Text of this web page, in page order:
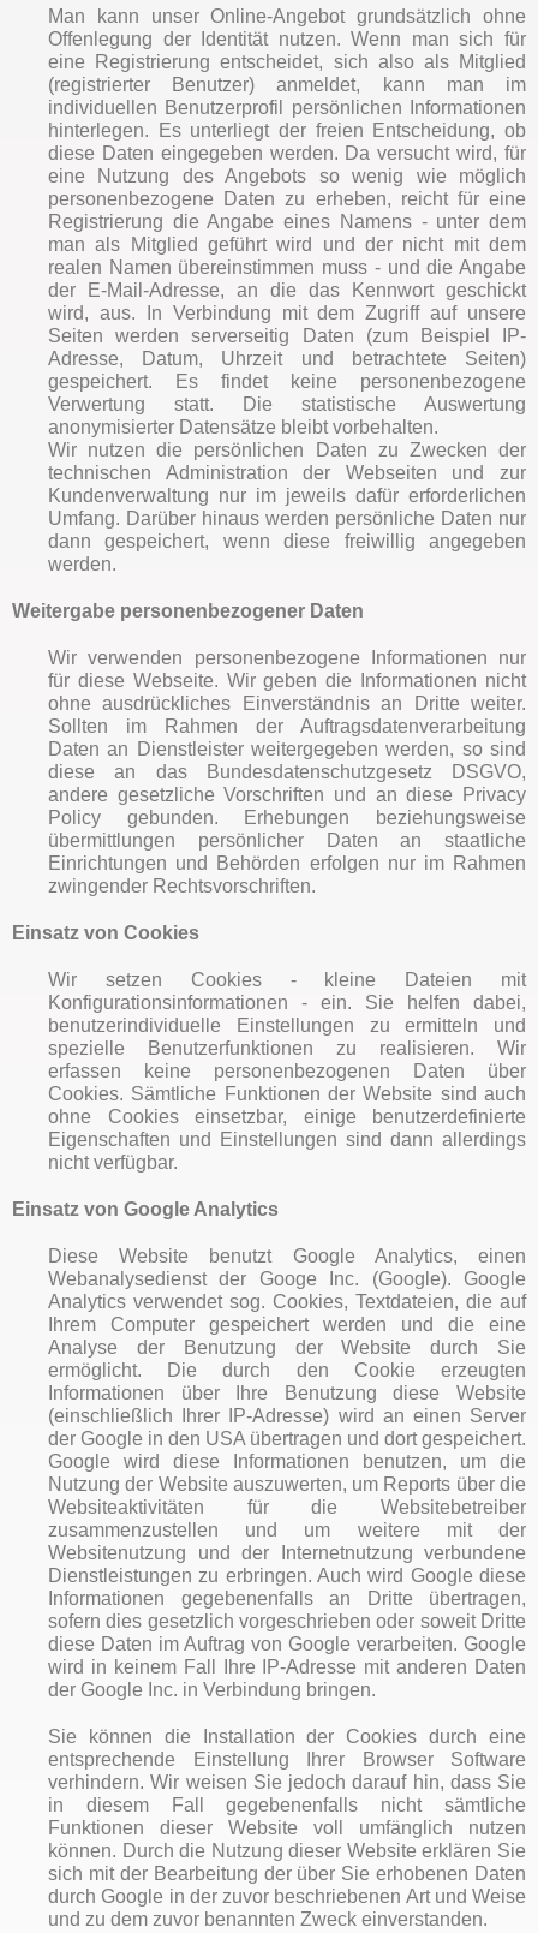
Man kann unser Online-Angebot grundsätzlich ohne
Offenlegung der Identität nutzen. Wenn man sich für
eine Registrierung entscheidet, sich also als Mitglied
(registrierter Benutzer) anmeldet, kann man im
individuellen Benutzerprofil persönlichen Informationen
hinterlegen. Es unterliegt der freien Entscheidung, ob
diese Daten eingegeben werden. Da versucht wird, für
eine Nutzung des Angebots so wenig wie möglich
personenbezogene Daten zu erheben, reicht für eine
Registrierung die Angabe eines Namens - unter dem
man als Mitglied geführt wird und der nicht mit dem
realen Namen übereinstimmen muss - und die Angabe
der E-Mail-Adresse, an die das Kennwort geschickt
wird, aus. In Verbindung mit dem Zugriff auf unsere
Seiten werden serverseitig Daten (zum Beispiel IP-
Adresse, Datum, Uhrzeit und betrachtete Seiten)
gespeichert. Es findet keine personenbezogene
Verwertung statt. Die statistische Auswertung
anonymisierter Datensätze bleibt vorbehalten.
Wir nutzen die persönlichen Daten zu Zwecken der
technischen Administration der Webseiten und zur
Kundenverwaltung nur im jeweils dafür erforderlichen
Umfang. Darüber hinaus werden persönliche Daten nur
dann gespeichert, wenn diese freiwillig angegeben
werden.
Weitergabe personenbezogener Daten
Wir verwenden personenbezogene Informationen nur
für diese Webseite. Wir geben die Informationen nicht
ohne ausdrückliches Einverständnis an Dritte weiter.
Sollten im Rahmen der Auftragsdatenverarbeitung
Daten an Dienstleister weitergegeben werden, so sind
diese an das Bundesdatenschutzgesetz DSGVO,
andere gesetzliche Vorschriften und an diese Privacy
Policy gebunden. Erhebungen beziehungsweise
übermittlungen persönlicher Daten an staatliche
Einrichtungen und Behörden erfolgen nur im Rahmen
zwingender Rechtsvorschriften.
Einsatz von Cookies
Wir setzen Cookies - kleine Dateien mit
Konfigurationsinformationen - ein. Sie helfen dabei,
benutzerindividuelle Einstellungen zu ermitteln und
spezielle Benutzerfunktionen zu realisieren. Wir
erfassen keine personenbezogenen Daten über
Cookies. Sämtliche Funktionen der Website sind auch
ohne Cookies einsetzbar, einige benutzerdefinierte
Eigenschaften und Einstellungen sind dann allerdings
nicht verfügbar.
Einsatz von Google Analytics
Diese Website benutzt Google Analytics, einen
Webanalysedienst der Googe Inc. (Google). Google
Analytics verwendet sog. Cookies, Textdateien, die auf
Ihrem Computer gespeichert werden und die eine
Analyse der Benutzung der Website durch Sie
ermöglicht. Die durch den Cookie erzeugten
Informationen über Ihre Benutzung diese Website
(einschließlich Ihrer IP-Adresse) wird an einen Server
der Google in den USA übertragen und dort gespeichert.
Google wird diese Informationen benutzen, um die
Nutzung der Website auszuwerten, um Reports über die
Websiteaktivitäten für die Websitebetreiber
zusammenzustellen und um weitere mit der
Websitenutzung und der Internetnutzung verbundene
Dienstleistungen zu erbringen. Auch wird Google diese
Informationen gegebenenfalls an Dritte übertragen,
sofern dies gesetzlich vorgeschrieben oder soweit Dritte
diese Daten im Auftrag von Google verarbeiten. Google
wird in keinem Fall Ihre IP-Adresse mit anderen Daten
der Google Inc. in Verbindung bringen.
Sie können die Installation der Cookies durch eine
entsprechende Einstellung Ihrer Browser Software
verhindern. Wir weisen Sie jedoch darauf hin, dass Sie
in diesem Fall gegebenenfalls nicht sämtliche
Funktionen dieser Website voll umfänglich nutzen
können. Durch die Nutzung dieser Website erklären Sie
sich mit der Bearbeitung der über Sie erhobenen Daten
durch Google in der zuvor beschriebenen Art und Weise
und zu dem zuvor benannten Zweck einverstanden.